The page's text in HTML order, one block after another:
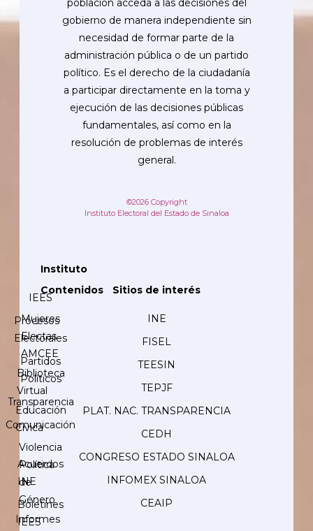
población acceda a las decisiones del
gobierno de manera independiente sin
necesidad de formar parte de la
administración pública o de un partido
político. Es el derecho de la ciudadanía
a participar directamente en la toma y
ejecución de las decisiones públicas
fundamentales, así como en la
resolución de problemas de interés
general.
©2026 Copyright
Instituto Electoral del Estado de Sinaloa
Instituto
IEES
Procesos
Electorales
Partidos
Políticos
Transparencia
Comunicación
Acuerdos
INE
Boletines
IEES
Contenidos
Mujeres
Electas
AMCEE
Biblioteca
Virtual
Educación
Cívica
Violencia
Política
de
Género
Informes
Sitios de interés
INE
FISEL
TEESIN
TEPJF
PLAT. NAC. TRANSPARENCIA
CEDH
CONGRESO ESTADO SINALOA
INFOMEX SINALOA
CEAIP